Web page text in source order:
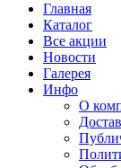
Главная
Каталог
Все акции
Новости
Галерея
Инфо
О